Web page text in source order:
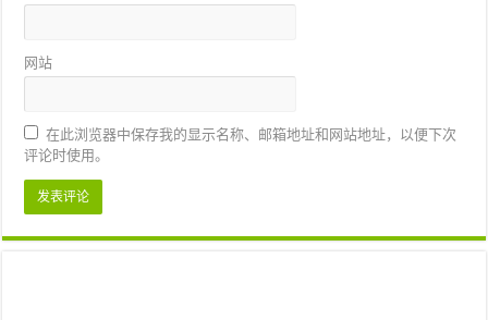
网站
在此浏览器中保存我的显示名称、邮箱地址和网站地址，以便下次
评论时使用。